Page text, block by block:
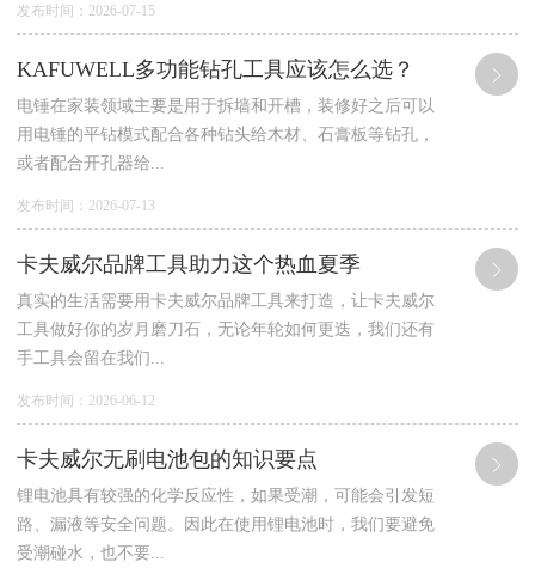
发布时间：2026-07-15
KAFUWELL多功能钻孔工具应该怎么选？
电锤在家装领域主要是用于拆墙和开槽，装修好之后可以
用电锤的平钻模式配合各种钻头给木材、石膏板等钻孔，
或者配合开孔器给...
发布时间：2026-07-13
卡夫威尔品牌工具助力这个热血夏季
真实的生活需要用卡夫威尔品牌工具来打造，让卡夫威尔
工具做好你的岁月磨刀石，无论年轮如何更迭，我们还有
手工具会留在我们...
发布时间：2026-06-12
卡夫威尔无刷电池包的知识要点
锂电池具有较强的化学反应性，如果受潮，可能会引发短
路、漏液等安全问题。因此在使用锂电池时，我们要避免
受潮碰水，也不要...